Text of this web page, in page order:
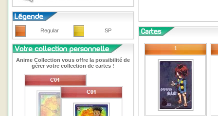
Regular SP
Anime Collection vous offre la possibilité de
gérer votre collection de cartes !
1